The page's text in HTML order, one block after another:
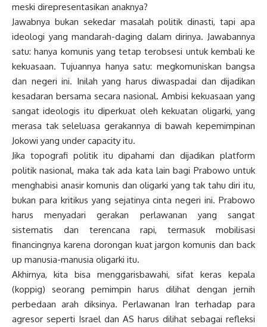
meski direpresentasikan anaknya?
Jawabnya bukan sekedar masalah politik dinasti, tapi apa
ideologi yang mandarah-daging dalam dirinya. Jawabannya
satu: hanya komunis yang tetap terobsesi untuk kembali ke
kekuasaan. Tujuannya hanya satu: megkomuniskan bangsa
dan negeri ini. Inilah yang harus diwaspadai dan dijadikan
kesadaran bersama secara nasional. Ambisi kekuasaan yang
sangat ideologis itu diperkuat oleh kekuatan oligarki, yang
merasa tak seleluasa gerakannya di bawah kepemimpinan
Jokowi yang under capacity itu.
Jika topografi politik itu dipahami dan dijadikan platform
politik nasional, maka tak ada kata lain bagi Prabowo untuk
menghabisi anasir komunis dan oligarki yang tak tahu diri itu,
bukan para kritikus yang sejatinya cinta negeri ini. Prabowo
harus menyadari gerakan perlawanan yang sangat
sistematis dan terencana rapi, termasuk mobilisasi
financingnya karena dorongan kuat jargon komunis dan back
up manusia-manusia oligarki itu.
Akhirnya, kita bisa menggarisbawahi, sifat keras kepala
(koppig) seorang pemimpin harus dilihat dengan jernih
perbedaan arah diksinya. Perlawanan Iran terhadap para
agresor seperti Israel dan AS harus dilihat sebagai refleksi